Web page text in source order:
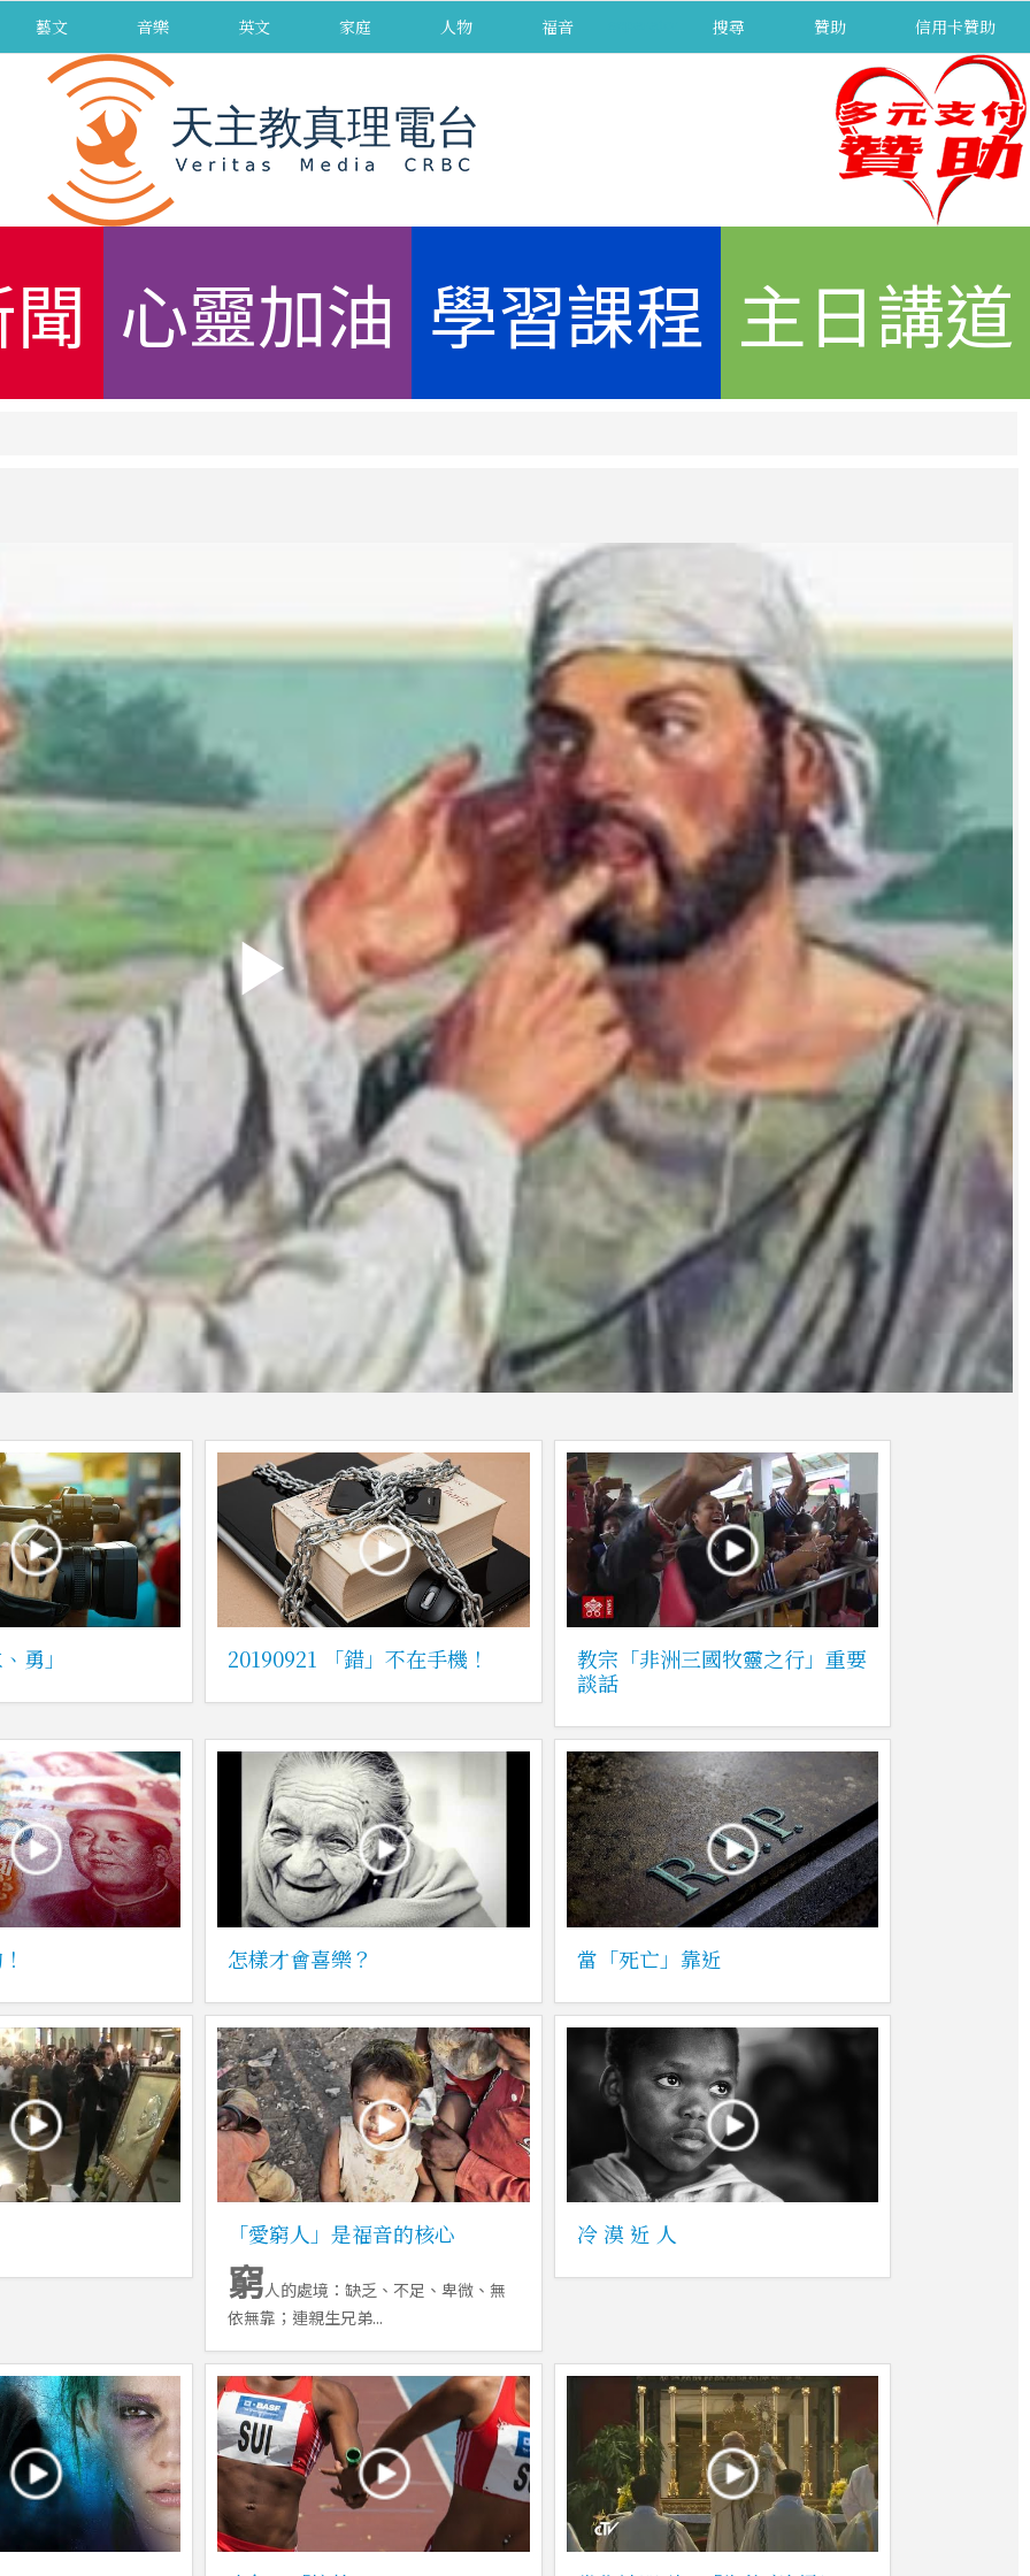
藝文 音樂 英文 家庭 人物 福音 搜尋 贊助 信用卡贊助
心靈加油 學習課程 主日講道
勇」 20190921 「錯」不在手機！
教宗「非洲三國牧靈之行」重要
談話
怎樣才會喜樂？ 當「死亡」靠近
「愛窮人」是福音的核心
窮人的處境：缺乏、不足、卑微、無
依無靠；連親生兄弟...
冷 漠 近 人